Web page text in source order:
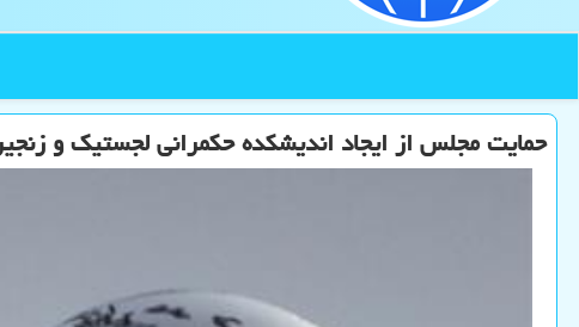
حمایت مجلس از ایجاد اندیشکده حکمرانی لجستیک و